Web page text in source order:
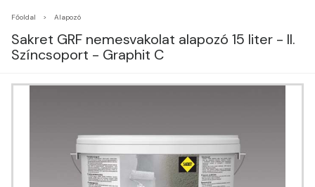
Főoldal Alapozó
Sakret GRF nemesvakolat alapozó 15 liter - II.
Színcsoport - Graphit C